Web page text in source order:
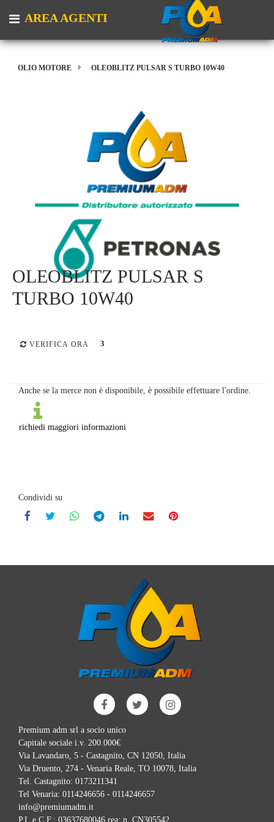
Open menu
AREA AGENTI
OLIO MOTORE OLEOBLITZ PULSAR S TURBO 10W40
OLEOBLITZ PULSAR S
TURBO 10W40
VERIFICA ORA 3
Anche se la merce non è disponibile, è possibile effettuare l'ordine.
richiedi maggiori informazioni
Condividi su
Premium adm srl a socio unico
Capitale sociale i.v. 200.000€
Via Lavandaro, 5 - Castagnito, CN 12050, Italia
Via Druento, 274 - Venaria Reale, TO 10078, Italia
Tel. Castagnito: 0173211341
Tel Venaria: 0114246656 - 0114246657
info@premiumadm.it
P.I. e C.F.: 03637680046 rea: n. CN305542